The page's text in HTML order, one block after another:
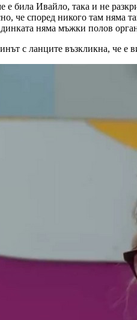
е била Ивайло, така и не
че според никого там
няма мъжки полов
с ланците възкликна, че